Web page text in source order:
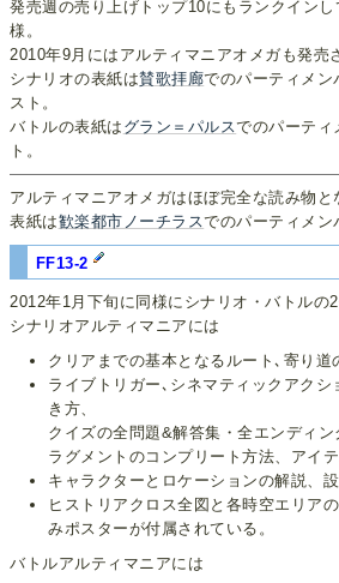
発売週の売り上げトップ10にもランクイン
様。
2010年9月にはアルティマニアオメガも発売
シナリオの表紙は賛歌拝廊でのパーティメン
スト。
バトルの表紙は グラン＝パルスでのパーティ
ト。
アルティマニアオメガはほぼ完全な読み物と
表紙は歓楽都市ノーチラスでのパーティメン
FF13-2
2012年1月下旬に同様にシナリオ・バトルの2
シナリオアルティマニアには
クリアまでの基本となるルート､寄り道
ライブトリガー､シネマティックアク
き方、
クイズの全問題&解答集・全エンディ
ラグメントのコンプリート方法、アイ
キャラクターとロケーションの解説、
ヒストリアクロス全図と各時空エリア
みポスターが付属されている。
バトルアルティマニアには